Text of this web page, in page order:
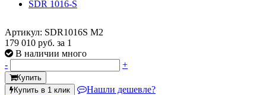
Артикул: SDR1016S M2
179 010 руб. за 1
В наличии много
-
+
Купить
Купить в 1 клик
Нашли дешевле?